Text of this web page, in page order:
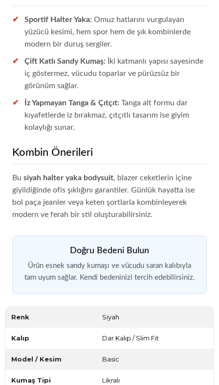
Sportif Halter Yaka: Omuz hatlarını vurgulayan
yüzücü kesimi, hem spor hem de şık kombinlerde
modern bir duruş sergiler.
Çift Katlı Sandy Kumaş: İki katmanlı yapısı sayesinde
iç göstermez, vücudu toparlar ve pürüzsüz bir
görünüm sağlar.
İz Yapmayan Tanga & Çıtçıt: Tanga alt formu dar
kıyafetlerde iz bırakmaz, çıtçıtlı tasarım ise giyim
kolaylığı sunar.
Kombin Önerileri
Bu siyah halter yaka bodysuit, blazer ceketlerin içine
giyildiğinde ofis şıklığını garantiler. Günlük hayatta ise
bol paça jeanler veya keten şortlarla kombinleyerek
modern ve ferah bir stil oluşturabilirsiniz.
Doğru Bedeni Bulun
Ürün esnek sandy kumaşı ve vücudu saran kalıbıyla
tam uyum sağlar. Kendi bedeninizi tercih edebilirsiniz.
Renk Siyah
Kalıp Dar Kalıp / Slim Fit
Model / Kesim Basic
Kumaş Tipi Likralı